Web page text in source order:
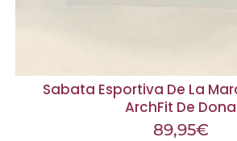
Sabata Esportiva De La
ArchFit De Dona
89,95€